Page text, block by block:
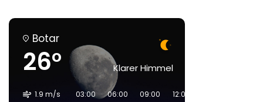
Botar
26° Klarer Himmel
1.9 m/s
03:00 06:00 09:00 12:00